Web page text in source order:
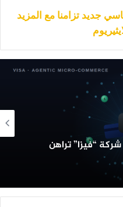
جديد تزامنا مع المزيد
“فيزا” تراهن